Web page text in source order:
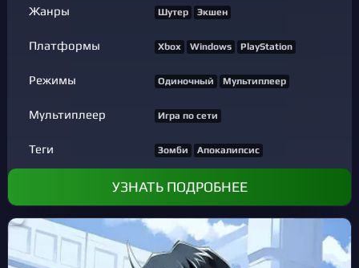
Жанры Шутер Экшен
Платформы Xbox Windows PlayStation
Режимы Одиночный Мультиплеер
Мультиплеер Игра по сети
Теги Зомби Апокалипсис
УЗНАТЬ ПОДРОБНЕЕ